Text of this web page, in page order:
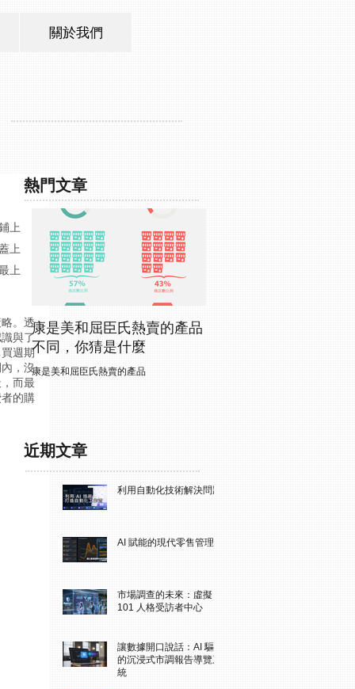
關於我們
上
上
上
。透
與了
週期
，沒
而最
的購
熱門文章
康是美和屈臣氏熱賣的產品
不同，你猜是什麼
康是美和屈臣氏熱賣的產品
近期文章
利用自動化技術解決問題
AI 賦能的現代零售管理
市場調查的未來：虛擬
101 人格受訪者中心
讓數據開口說話：AI 驅動
的沉浸式市調報告導覽系
統